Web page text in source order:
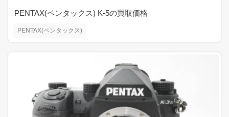
PENTAX(ペンタックス)
PENTAX(ペンタックス) K-5の買取価格